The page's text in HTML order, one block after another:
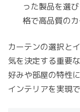
った製品を選
格で高品質の
カーテンの選択と
気を決定する重要
好みや部屋の特性
インテリアを実現で